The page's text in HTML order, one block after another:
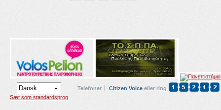
Sæt som standardsprog
Telefoner Citizen Voice eller ring